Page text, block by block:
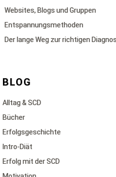
Websites, Blogs und Gruppen
Entspannungsmethoden
Der lange Weg zur richtigen
BLOG
Alltag & SCD
Bücher
Erfolgsgeschichte
Intro-Diät
Erfolg mit der SCD